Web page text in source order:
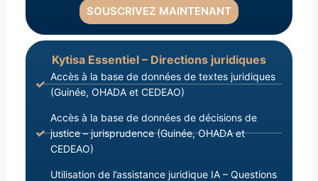
SOUSCRIVEZ MAINTENANT
Kytisa Essentiel – Directions juridiques
Accès à la base de données de textes juridiques
(Guinée, OHADA et CEDEAO)
Accès à la base de données de décisions de
justice – jurisprudence (Guinée, OHADA et
CEDEAO)
Utilisation de l’assistance juridique IA – Questions